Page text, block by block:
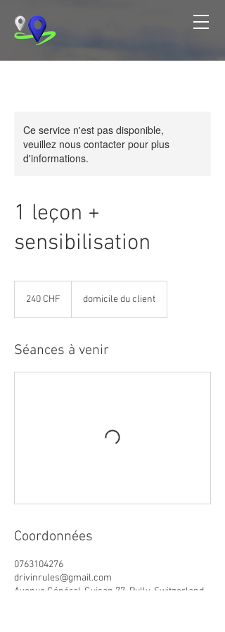
Ce service n'est pas disponible,
veuillez nous contacter pour plus
d'informations.
1 leçon +
sensibilisation
suisses
240 CHF domicile du client
Séances à venir
Coordonnées
0763104276
drivinrules@gmail.com
Avenue Général-Guisan 77, Pully, Switzerland